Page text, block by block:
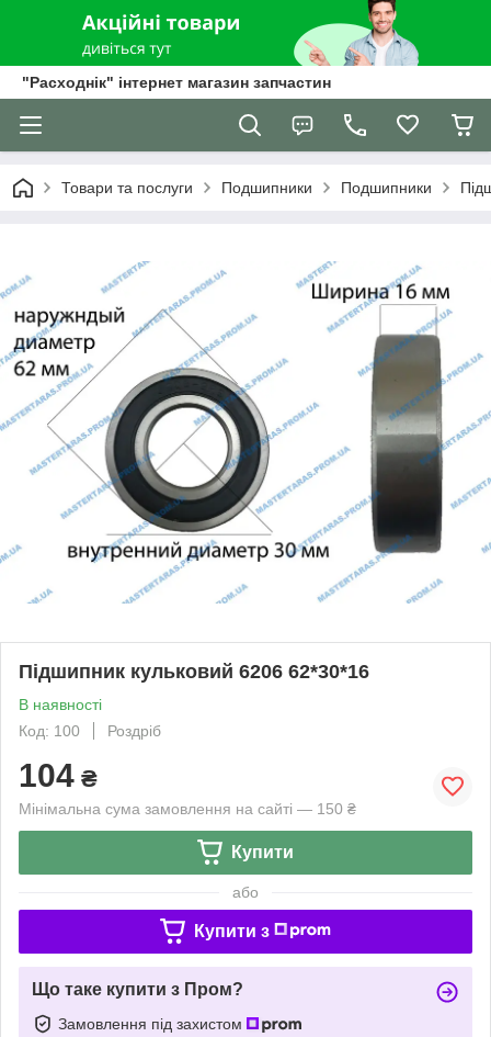
"Расходнік" інтернет магазин запчастин
Товари та послуги Подшипники Подшипники
Підшипник кульковий 6206 62*30*16
В наявності
Код: 100
Роздріб
104 ₴
Мінімальна сума замовлення на сайті — 150 ₴
Купити
або
Купити з
Що таке купити з Пром?
Замовлення під захистом